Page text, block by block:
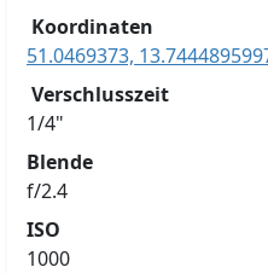
Koordinaten
51.0469373,
Verschlusszeit
1/4"
Blende
f/2.4
ISO
1000